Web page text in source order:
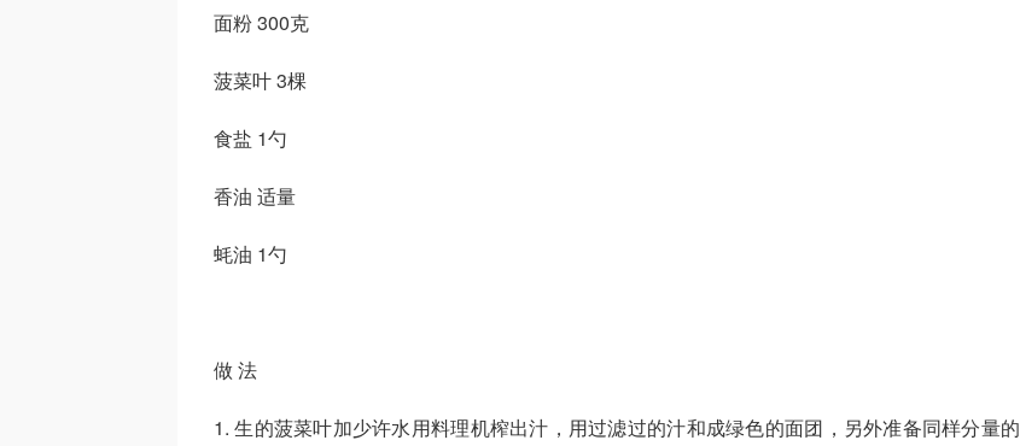
面粉 300克
菠菜叶 3棵
食盐 1勺
香油 适量
蚝油 1勺
做 法
1. 生的菠菜叶加少许水用料理机榨出汁，用过滤过的汁和成绿色的面团，另外准备同样分量的